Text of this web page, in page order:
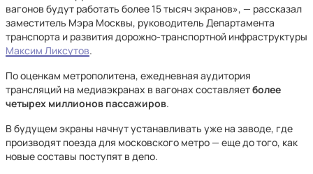
вагонов будут работать более 15 тысяч экранов», — рассказал
заместитель Мэра Москвы, руководитель Департамента
транспорта и развития дорожно-транспортной инфраструктуры
Максим Ликсутов.
По оценкам метрополитена, ежедневная аудитория
трансляций на медиаэкранах в вагонах составляетболее
четырех миллионов пассажиров.
В будущем экраны начнут устанавливать уже на заводе, где
производят поезда для московского метро — еще до того, как
новые составы поступят в депо.